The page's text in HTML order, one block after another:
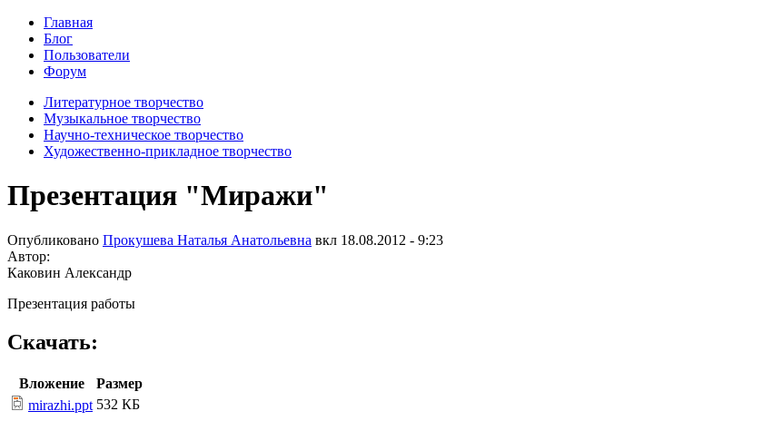
Главная
Блог
Пользователи
Форум
Литературное творчество
Музыкальное творчество
Научно-техническое творчество
Художественно-прикладное творчество
Презентация "Миражи"
Опубликовано Прокушева Наталья Анатольевна вкл 18.08.2012 - 9:23
Автор:
Каковин Александр
Презентация работы
Скачать:
Вложение
Размер
mirazhi.ppt 532 КБ